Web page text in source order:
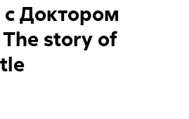
с Доктором
story of